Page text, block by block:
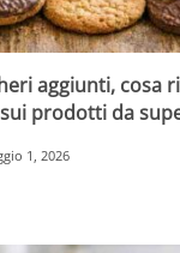
aggiunti, cosa
prodotti da
1, 2026